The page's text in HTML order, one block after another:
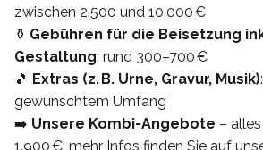
zwischen 2.500 und 10.000 €
⚱️ Gebühren für die Beisetzung
Gestaltung: rund 300–700 €
🎵 Extras (z. B. Urne, Gravur, Musik)
gewünschtem Umfang
➡️ Unsere Kombi-Angebote –
1.900 €; mehr Infos finden Sie auf